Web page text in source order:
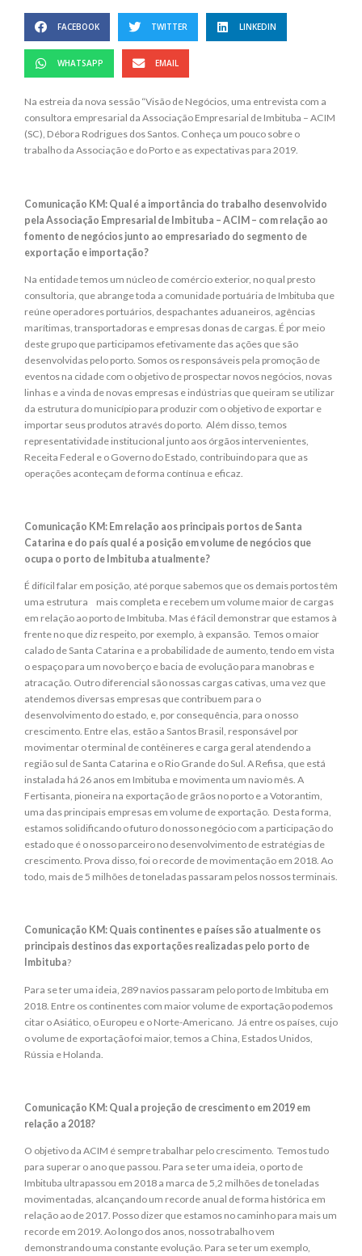
FACEBOOK TWITTER LINKEDIN
WHATSAPP EMAIL
Na estreia da nova sessão “Visão de Negócios, uma entrevista com a
consultora empresarial da Associação Empresarial de Imbituba – ACIM
(SC), Débora Rodrigues dos Santos. Conheça um pouco sobre o
trabalho da Associação e do Porto e as expectativas para 2019.
Comunicação KM: Qual é a importância do trabalho desenvolvido
pela Associação Empresarial de Imbituba – ACIM – com relação ao
fomento de negócios junto ao empresariado do segmento de
exportação e importação?
Na entidade temos um núcleo de comércio exterior, no qual presto
consultoria, que abrange toda a comunidade portuária de Imbituba que
reúne operadores portuários, despachantes aduaneiros, agências
marítimas, transportadoras e empresas donas de cargas. É por meio
deste grupo que participamos efetivamente das ações que são
desenvolvidas pelo porto. Somos os responsáveis pela promoção de
eventos na cidade com o objetivo de prospectar novos negócios, novas
linhas e a vinda de novas empresas e indústrias que queiram se utilizar
da estrutura do município para produzir com o objetivo de exportar e
importar seus produtos através do porto. Além disso, temos
representatividade institucional junto aos órgãos intervenientes,
Receita Federal e o Governo do Estado, contribuindo para que as
operações aconteçam de forma contínua e eficaz.
Comunicação KM: Em relação aos principais portos de Santa
Catarina e do país qual é a posição em volume de negócios que
ocupa o porto de Imbituba atualmente?
É difícil falar em posição, até porque sabemos que os demais portos têm
uma estrutura mais completa e recebem um volume maior de cargas
em relação ao porto de Imbituba. Mas é fácil demonstrar que estamos à
frente no que diz respeito, por exemplo, à expansão. Temos o maior
calado de Santa Catarina e a probabilidade de aumento, tendo em vista
o espaço para um novo berço e bacia de evolução para manobras e
atracação. Outro diferencial são nossas cargas cativas, uma vez que
atendemos diversas empresas que contribuem para o
desenvolvimento do estado, e, por consequência, para o nosso
crescimento. Entre elas, estão a Santos Brasil, responsável por
movimentar o terminal de contêineres e carga geral atendendo a
região sul de Santa Catarina e o Rio Grande do Sul. A Refisa, que está
instalada há 26 anos em Imbituba e movimenta um navio mês. A
Fertisanta, pioneira na exportação de grãos no porto e a Votorantim,
uma das principais empresas em volume de exportação. Desta forma,
estamos solidificando o futuro do nosso negócio com a participação do
estado que é o nosso parceiro no desenvolvimento de estratégias de
crescimento. Prova disso, foi o recorde de movimentação em 2018. Ao
todo, mais de 5 milhões de toneladas passaram pelos nossos terminais.
Comunicação KM: Quais continentes e países são atualmente os
principais destinos das exportações realizadas pelo porto de
Imbituba?
Para se ter uma ideia, 289 navios passaram pelo porto de Imbituba em
2018. Entre os continentes com maior volume de exportação podemos
citar o Asiático, o Europeu e o Norte-Americano. Já entre os países, cujo
o volume de exportação foi maior, temos a China, Estados Unidos,
Rússia e Holanda.
Comunicação KM: Qual a projeção de crescimento em 2019 em
relação a 2018?
O objetivo da ACIM é sempre trabalhar pelo crescimento. Temos tudo
para superar o ano que passou. Para se ter uma ideia, o porto de
Imbituba ultrapassou em 2018 a marca de 5,2 milhões de toneladas
movimentadas, alcançando um recorde anual de forma histórica em
relação ao de 2017. Posso dizer que estamos no caminho para mais um
recorde em 2019. Ao longo dos anos, nosso trabalho vem
demonstrando uma constante evolução. Para se ter um exemplo,